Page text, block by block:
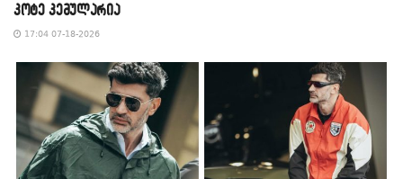
კოტე კემულარია
17:04 07-18-2026